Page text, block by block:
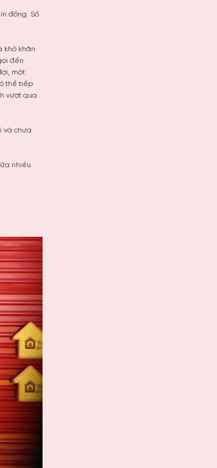
đồng. Số
khó khăn
đến
một
thể tiếp
vượt qua
và chưa
nhiều